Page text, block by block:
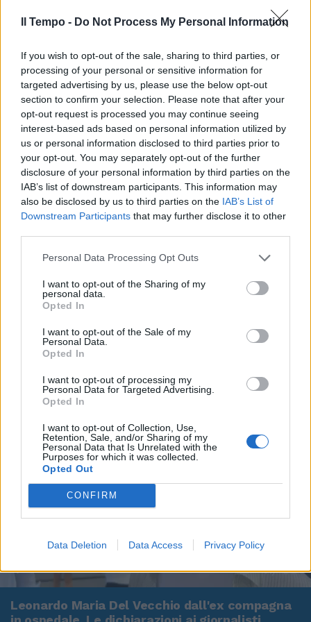
Il Tempo - Do Not Process My Personal Information
If you wish to opt-out of the sale, sharing to third parties, or
processing of your personal or sensitive information for
targeted advertising by us, please use the below opt-out
section to confirm your selection. Please note that after your
opt-out request is processed you may continue seeing
interest-based ads based on personal information utilized by
us or personal information disclosed to third parties prior to
your opt-out. You may separately opt-out of the further
disclosure of your personal information by third parties on the
IAB’s list of downstream participants. This information may
also be disclosed by us to third parties on the IAB’s List of
Downstream Participants that may further disclose it to other
Personal Data Processing Opt Outs
I want to opt-out of the Sharing of my
personal data.
Opted In
I want to opt-out of the Sale of my
Personal Data.
Opted In
I want to opt-out of processing my
Personal Data for Targeted Advertising.
Opted In
I want to opt-out of Collection, Use,
Retention, Sale, and/or Sharing of my
Personal Data that Is Unrelated with the
Purposes for which it was collected.
Opted Out
CONFIRM
Data Deletion Data Access Privacy Policy
00:00 01:16
Leonardo Maria Del Vecchio dall'ex compagna